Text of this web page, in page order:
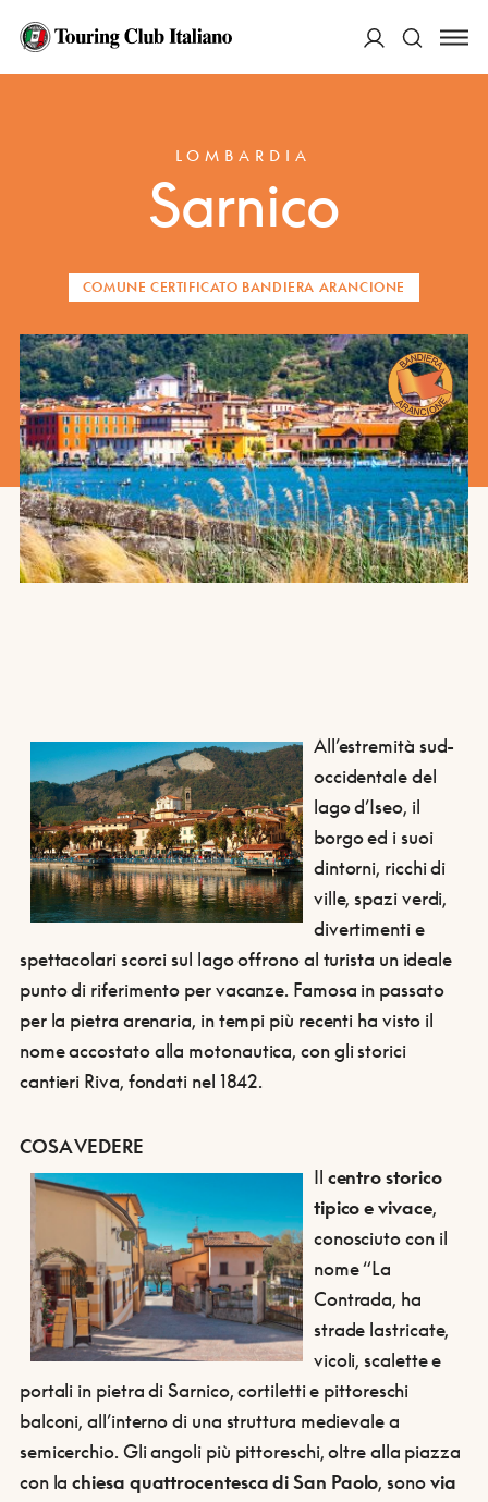
HOME
LOMBARDIA
Sarnico
COMUNE CERTIFICATO BANDIERA ARANCIONE
All’estremità sud-
occidentale del
lago d’Iseo, il
borgo ed i suoi
dintorni, ricchi di
ville, spazi verdi,
divertimenti e
spettacolari scorci sul lago offrono al turista un ideale
punto di riferimento per vacanze. Famosa in passato
per la pietra arenaria, in tempi più recenti ha visto il
nome accostato alla motonautica, con gli storici
cantieri Riva, fondati nel 1842.
COSA VEDERE
Il centro storico
tipico e vivace,
conosciuto con il
nome “La
Contrada, ha
strade lastricate,
vicoli, scalette e
portali in pietra di Sarnico, cortiletti e pittoreschi
balconi, all’interno di una struttura medievale a
semicerchio. Gli angoli più pittoreschi, oltre alla piazza
con lachiesa quattrocentesca di San Paolo, sonovia